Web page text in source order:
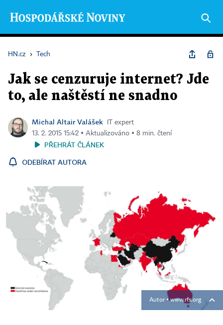
HN.cz › Tech
Jak se cenzuruje internet? Jde
to, ale naštěstí ne snadno
Michal Altair Valášek
IT expert
13. 2. 2015 15:42 ▪ Aktualizováno ▪ 8 min. čtení
PŘEHRÁT ČLÁNEK
ODEBÍRAT AUTORA
Autor ▪www.rfs.org